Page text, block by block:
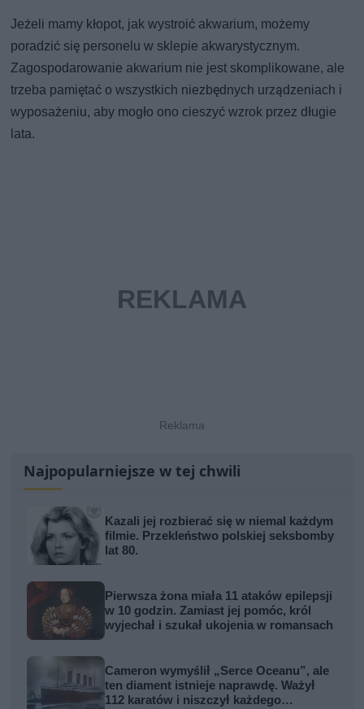
Jeżeli mamy kłopot, jak wystroić akwarium, możemy
poradzić się personelu w sklepie akwarystycznym.
Zagospodarowanie akwarium nie jest skomplikowane, ale
trzeba pamiętać o wszystkich niezbędnych urządzeniach i
wyposażeniu, aby mogło ono cieszyć wzrok przez długie
lata.
Najpopularniejsze w tej chwili
Kazali jej rozbierać się w niemal każdym
filmie. Przekleństwo polskiej seksbomby
lat 80.
Pierwsza żona miała 11 ataków epilepsji
w 10 godzin. Zamiast jej pomóc, król
wyjechał i szukał ukojenia w romansach
Cameron wymyślił „Serce Oceanu”, ale
ten diament istnieje naprawdę. Ważył
112 karatów i niszczył każdego